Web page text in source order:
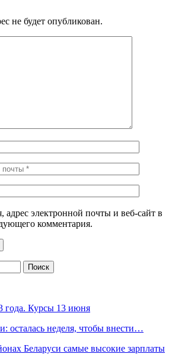
не будет опубликован.
адрес электронной почты и веб-сайт в
комментария.
года. Курсы 13 июня
осталась неделя, чтобы внести…
Беларуси самые высокие зарплаты